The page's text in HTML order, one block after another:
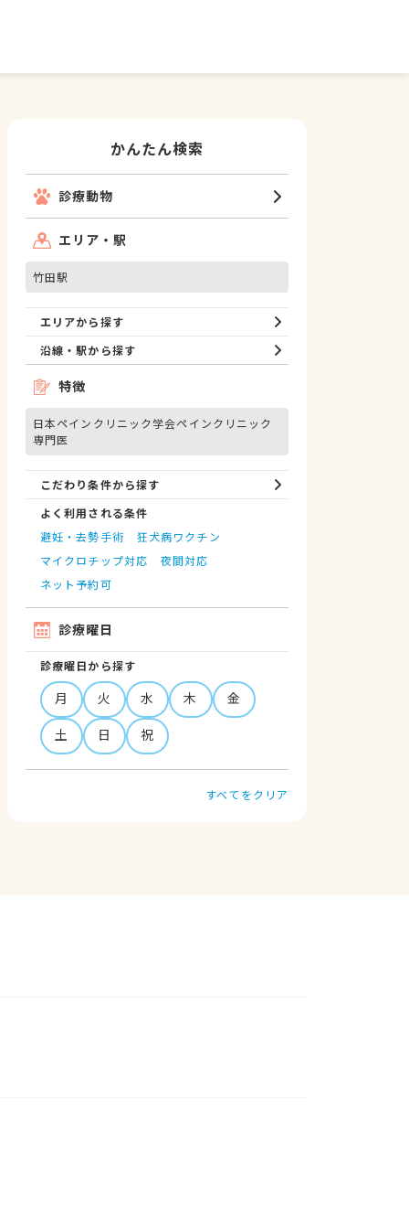
かんたん検索
診療動物
エリア・駅
竹田駅
エリアから探す
沿線・駅から探す
特徴
日本ペインクリニック学会ペインクリニック
専門医
こだわり条件から探す
よく利用される条件
避妊・去勢手術
狂犬病ワクチン
マイクロチップ対応
夜間対応
ネット予約可
診療曜日
診療曜日から探す
月 火 水 木
金
土
日 祝
すべてをクリア